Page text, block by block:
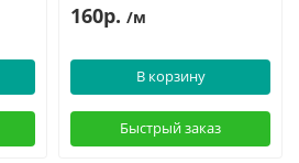
160р. /м
В корзину
Быстрый заказ